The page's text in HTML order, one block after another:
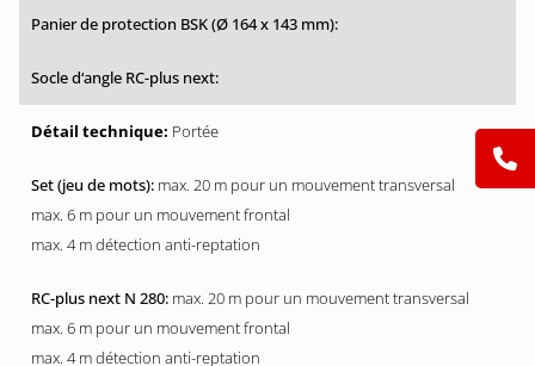
Portée
max. 20 m pour un mouvement transversal
max. 6 m pour un mouvement frontal
max. 4 m détection anti-reptation
max. 20 m pour un mouvement transversal
max. 6 m pour un mouvement frontal
max. 4 m détection anti-reptation